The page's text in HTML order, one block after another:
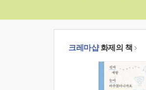
크레마샵화제의 책